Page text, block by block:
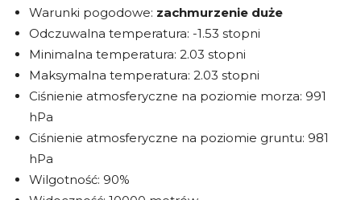
Warunki pogodowe: zachmurzenie duże
Odczuwalna temperatura: -1.53 stopni
Minimalna temperatura: 2.03 stopni
Maksymalna temperatura: 2.03 stopni
Ciśnienie atmosferyczne na poziomie morza: 991
hPa
Ciśnienie atmosferyczne na poziomie gruntu: 981
hPa
Wilgotność: 90%